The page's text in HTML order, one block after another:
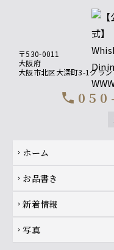
〒530-0011
大阪府
大阪市北区大深町3-1グラ
call
Footer navigation
chevron_right ホーム
chevron_right お品書き
chevron_right 新着情報
chevron_right 写真